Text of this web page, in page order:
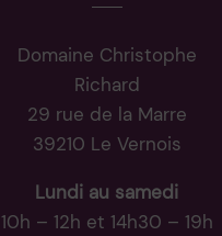
Domaine Christophe
Richard
29 rue de la Marre
39210 Le Vernois
Lundi au samedi
10h – 12h et 14h30 – 19h